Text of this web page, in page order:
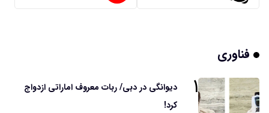
فناوری
۱
دیوانگی در دبی/ ربات معروف اماراتی ازدواج
کرد!